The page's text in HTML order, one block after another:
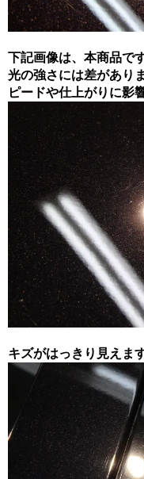
下記画像は、本商品です
光の強さには差があり
ピードや仕上がりに影
キズがはっきり見えます